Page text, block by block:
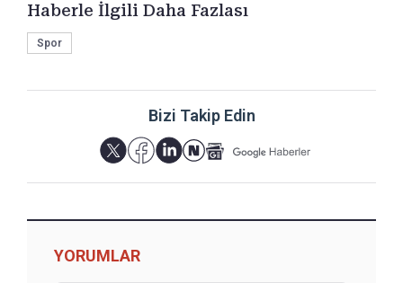
Haberle İlgili Daha Fazlası
Spor
Bizi Takip Edin
YORUMLAR